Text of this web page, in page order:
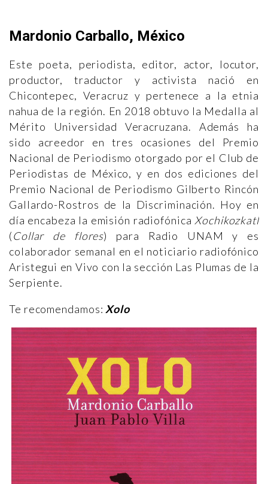
Mardonio Carballo, México
Este poeta, periodista, editor, actor, locutor,
productor, traductor y activista nació en
Chicontepec, Veracruz y pertenece a la etnia
nahua de la región. En 2018 obtuvo la Medalla al
Mérito Universidad Veracruzana. Además ha
sido acreedor en tres ocasiones del Premio
Nacional de Periodismo otorgado por el Club de
Periodistas de México, y en dos ediciones del
Premio Nacional de Periodismo Gilberto Rincón
Gallardo-Rostros de la Discriminación. Hoy en
día encabeza la emisión radiofónica Xochikozkatl
(Collar de flores) para Radio UNAM y es
colaborador semanal en el noticiario radiofónico
Aristegui en Vivo con la sección Las Plumas de la
Serpiente.
Te recomendamos: Xolo